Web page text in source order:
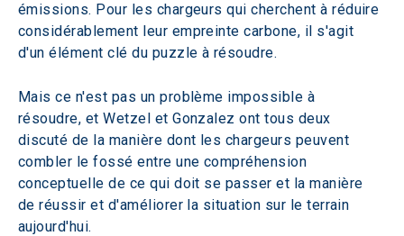
émissions. Pour les chargeurs qui cherchent à réduire
considérablement leur empreinte carbone, il s'agit
d'un élément clé du puzzle à résoudre.
Mais ce n'est pas un problème impossible à
résoudre, et Wetzel et Gonzalez ont tous deux
discuté de la manière dont les chargeurs peuvent
combler le fossé entre une compréhension
conceptuelle de ce qui doit se passer et la manière
de réussir et d'améliorer la situation sur le terrain
aujourd'hui.